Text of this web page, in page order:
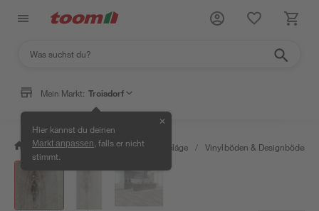
Mein Markt: Troisdorf
Hier kannst du deinen
Markt anpassen , falls er nicht
stimmt.
✕
/ Bauen & Renovieren / Bodenbeläge / Vinylböden & Designböden